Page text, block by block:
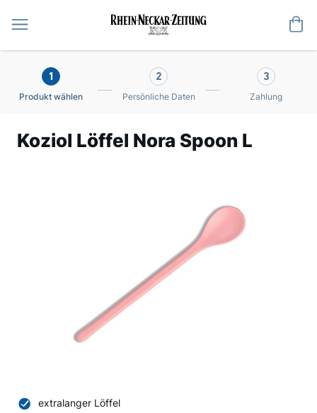
1
Produkt wählen
2
Persönliche Daten
3
Zahlung
Koziol Löffel Nora Spoon L
extralanger Löffel